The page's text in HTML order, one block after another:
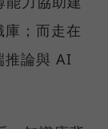
；而走在
推論與 AI